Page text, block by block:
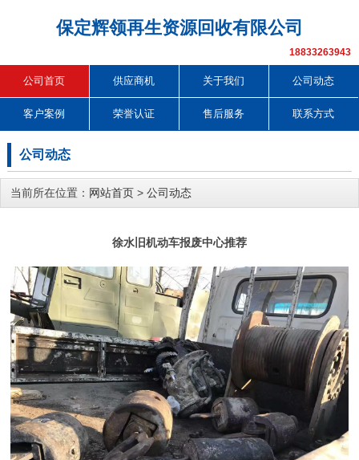
保定辉领再生资源回收有限公司
18833263943
公司首页 供应商机 关于我们 公司动态
客户案例 荣誉认证 售后服务 联系方式
公司动态
当前所在位置： 网站首页 > 公司动态
徐水旧机动车报废中心推荐